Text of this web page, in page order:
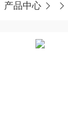
产品中心